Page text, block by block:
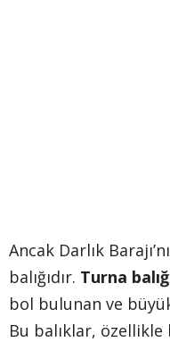
Ancak Darlık
balığıdır. Turna
bol bulunan ve
Bu balıklar,